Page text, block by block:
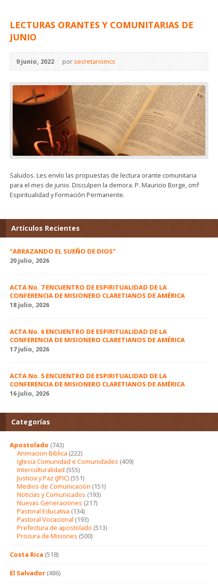
LECTURAS ORANTES Y COMUNITARIAS DE
JUNIO
9 junio, 2022 porsecretariomcs
Saludos. Les envío las propuestas de lectura orante comunitaria
para el mes de junio. Disculpen la demora. P. Mauricio Borge, cmf
Espiritualidad y Formación Permanente.
Artículos Recientes
“ABRAZANDO EL SUEÑO DE DIOS”
20 julio, 2026
ACTA No. 7 ENCUENTRO DE ESPIRITUALIDAD DE LA
CONFERENCIA DE MISIONERO CLARETIANOS DE AMÉRICA
18 julio, 2026
ACTA No. 6 ENCUENTRO DE ESPIRITUALIDAD DE LA
CONFERENCIA DE MISIONERO CLARETIANOS DE AMÉRICA
17 julio, 2026
ACTA No. 5 ENCUENTRO DE ESPIRITUALIDAD DE LA
CONFERENCIA DE MISIONERO CLARETIANOS DE AMÉRICA
16 julio, 2026
Categorías
Apostolado (743)
Animacion Biblica (222)
Iglesia Comunidad e Comunidades (409)
Interculturalidad (555)
Justicia y Paz (JPIC) (551)
Medios de Comunicación (151)
Noticias y Comunicados (193)
Nuevas Generaciones (217)
Pastoral Educativa (134)
Pastoral Vocacional (193)
Prefectura de apostolado (513)
Procura de Misiones (500)
Costa Rica (518)
El Salvador (486)